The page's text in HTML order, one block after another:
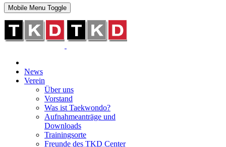
Mobile Menu Toggle
News
Verein
Über uns
Vorstand
Was ist Taekwondo?
Aufnahmeanträge und
Downloads
Trainingsorte
Freunde des TKD Center